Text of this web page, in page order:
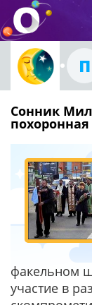
П
Сонник
похоронная
факельном
участие в